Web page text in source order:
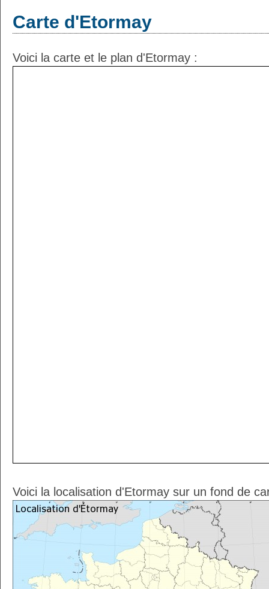
Carte d'Etormay
Voici la carte et le plan d'Etormay :
Voici la localisation d'Etormay sur un fond de